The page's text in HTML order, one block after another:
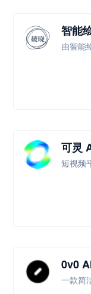
智能
由智能
可灵
短视频
0v0
一款简